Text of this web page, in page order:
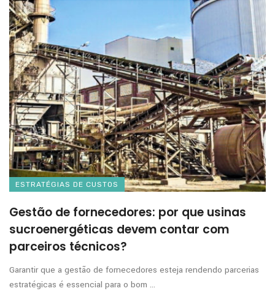
ESTRATÉGIAS DE CUSTOS
Gestão de fornecedores: por que usinas
sucroenergéticas devem contar com
parceiros técnicos?
Garantir que a gestão de fornecedores esteja rendendo parcerias
estratégicas é essencial para o bom ...